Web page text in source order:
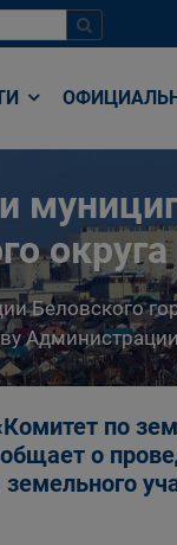
округа
Беловского
по
о